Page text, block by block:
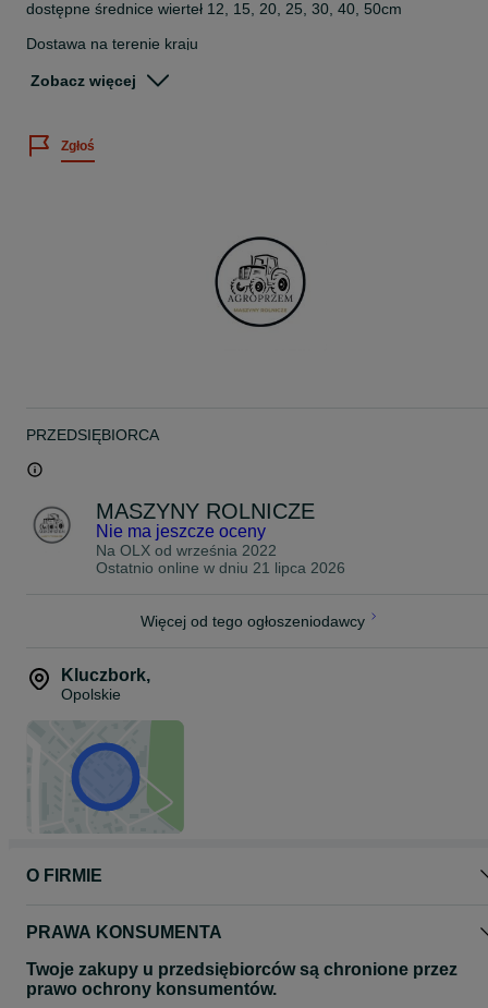
dostępne średnice wierteł 12, 15, 20, 25, 30, 40, 50cm
Dostawa na terenie kraju
962
Zobacz więcej
Zgłoś
PRZEDSIĘBIORCA
MASZYNY ROLNICZE
Nie ma jeszcze oceny
Na OLX od września 2022
Ostatnio online w dniu 21 lipca 2026
Więcej od tego ogłoszeniodawcy
Kluczbork,
Opolskie
O FIRMIE
PRAWA KONSUMENTA
Twoje zakupy u przedsiębiorców są chronione przez
prawo ochrony konsumentów.